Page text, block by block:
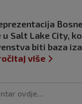
Salt Lake City,
biti baza
više